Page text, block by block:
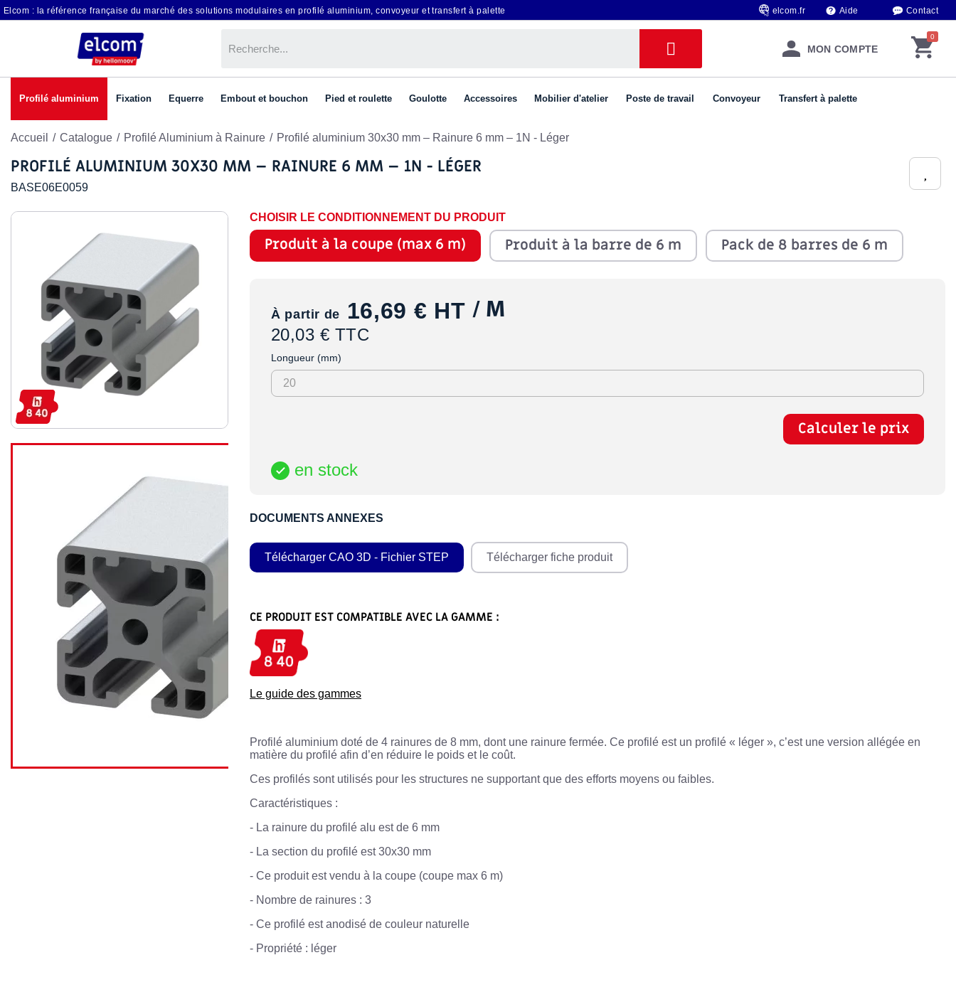
Elcom : la référence française du marché des solutions modulaires en profilé aluminium, convoyeur et transfert à palette elcom.fr Aide Contact
MON COMPTE
Profilé aluminium Fixation Equerre Embout et bouchon Pied et roulette Goulotte Accessoires Mobilier d'atelier Poste de travail Convoyeur Transfert à palette
Accueil Catalogue Profilé Aluminium à Rainure Profilé aluminium 30x30 mm – Rainure 6 mm – 1N - Léger
PROFILÉ ALUMINIUM 30X30 MM – RAINURE 6 MM – 1N - LÉGER
BASE06E0059
CHOISIR LE CONDITIONNEMENT DU PRODUIT
Produit à la coupe (max 6 m) Produit à la barre de 6 m Pack de 8 barres de 6 m
À partir de 16,69 € HT / M
20,03 € TTC
Longueur (mm)
Calculer le prix
 en stock
DOCUMENTS ANNEXES
Télécharger CAO 3D - Fichier STEP Télécharger fiche produit
CE PRODUIT EST COMPATIBLE AVEC LA GAMME :
Le guide des gammes
Profilé aluminium doté de 4 rainures de 8 mm, dont une rainure fermée. Ce profilé est un profilé « léger », c’est une version allégée en
matière du profilé afin d’en réduire le poids et le coût.
Ces profilés sont utilisés pour les structures ne supportant que des efforts moyens ou faibles.
Caractéristiques :
- La rainure du profilé alu est de 6 mm
- La section du profilé est 30x30 mm
- Ce produit est vendu à la coupe (coupe max 6 m)
- Nombre de rainures : 3
- Ce profilé est anodisé de couleur naturelle
- Propriété : léger